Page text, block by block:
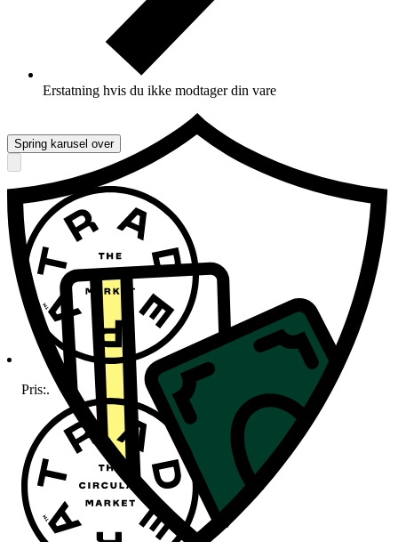
Erstatning hvis du ikke modtager din vare
Spring karusel over
Pris:.